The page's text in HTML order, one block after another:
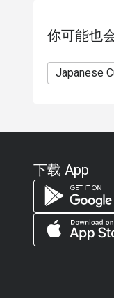
你可能也
Japanese
下载 App